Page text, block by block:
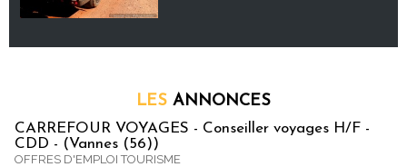
LES ANNONCES
CARREFOUR VOYAGES - Conseiller voyages H/F -
CDD - (Vannes (56))
OFFRES D'EMPLOI TOURISME